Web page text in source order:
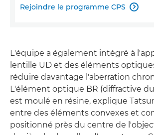
Rejoindre le programme CPS 
L'équipe a également intégré à
lentille UD et des éléments
réduire davantage l'aberration
L'élément optique BR (diffractive
est moulé en résine, explique
entre des éléments convexes et
positionné près du centre de